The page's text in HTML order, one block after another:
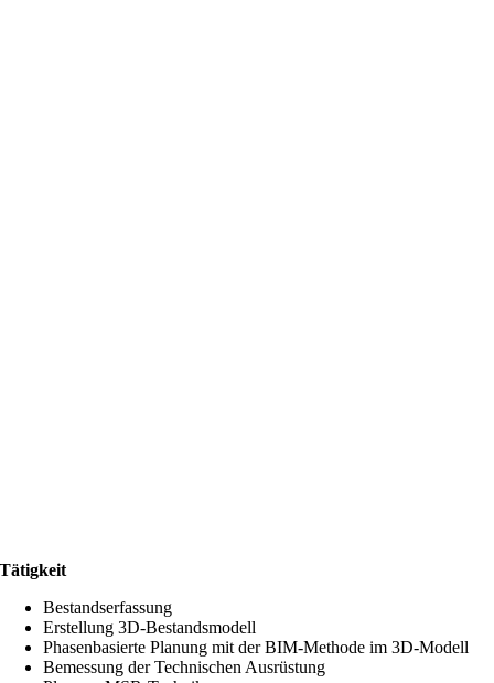
Tätigkeit
Bestandserfassung
Erstellung 3D-Bestandsmodell
Phasenbasierte Planung mit der BIM-Methode im 3D-Modell
Bemessung der Technischen Ausrüstung